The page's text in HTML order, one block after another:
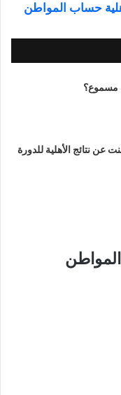
حساب المواطن
مسموع؟
عن نتائج الأهلية للدورة